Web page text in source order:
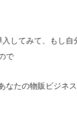
してみて、もし自
で
なたの物販ビジネ